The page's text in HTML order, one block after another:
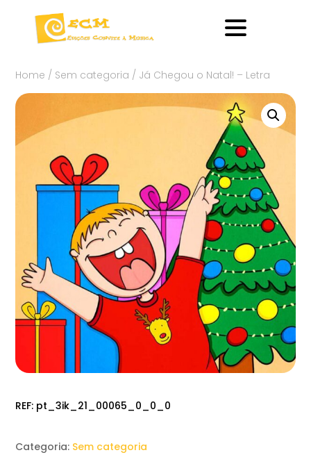
Home / Sem categoria / Já Chegou o Natal! – Letra
REF: pt_3ik_21_00065_0_0_0
Categoria: Sem categoria